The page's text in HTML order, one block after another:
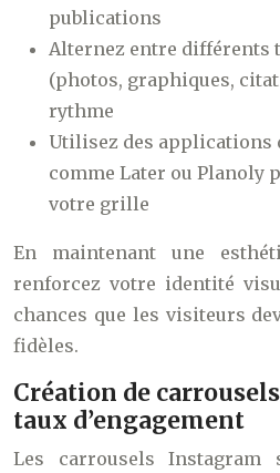
publications
Alternez entre différents
(photos, graphiques,
rythme
Utilisez des
comme Later ou Planoly
votre grille
En maintenant une
renforcez votre identité
chances que les visiteurs
fidèles.
Création de
taux d’engagement
Les carrousels Instagram